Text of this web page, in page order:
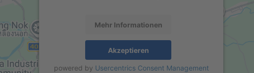
Mehr Informationen
Akzeptieren
powered by Usercentrics Consent Management